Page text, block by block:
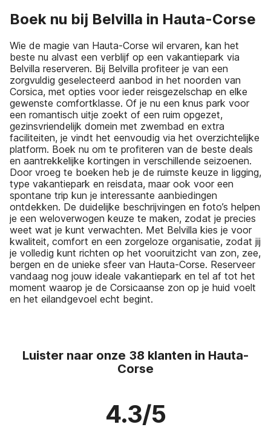
Boek nu bij Belvilla in Hauta-Corse
Wie de magie van Hauta-Corse wil ervaren, kan het
beste nu alvast een verblijf op een vakantiepark via
Belvilla reserveren. Bij Belvilla profiteer je van een
zorgvuldig geselecteerd aanbod in het noorden van
Corsica, met opties voor ieder reisgezelschap en elke
gewenste comfortklasse. Of je nu een knus park voor
een romantisch uitje zoekt of een ruim opgezet,
gezinsvriendelijk domein met zwembad en extra
faciliteiten, je vindt het eenvoudig via het overzichtelijke
platform. Boek nu om te profiteren van de beste deals
en aantrekkelijke kortingen in verschillende seizoenen.
Door vroeg te boeken heb je de ruimste keuze in ligging,
type vakantiepark en reisdata, maar ook voor een
spontane trip kun je interessante aanbiedingen
ontdekken. De duidelijke beschrijvingen en foto’s helpen
je een weloverwogen keuze te maken, zodat je precies
weet wat je kunt verwachten. Met Belvilla kies je voor
kwaliteit, comfort en een zorgeloze organisatie, zodat jij
je volledig kunt richten op het vooruitzicht van zon, zee,
bergen en de unieke sfeer van Hauta-Corse. Reserveer
vandaag nog jouw ideale vakantiepark en tel af tot het
moment waarop je de Corsicaanse zon op je huid voelt
en het eilandgevoel echt begint.
Luister naar onze 38 klanten in Hauta-
Corse
4.3/5